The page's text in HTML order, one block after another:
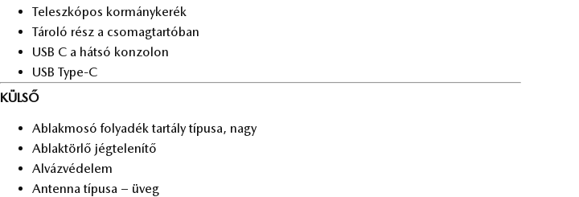
Te­lesz­kó­pos kor­mány­ke­rék
Tá­ro­ló rész a cso­mag­tar­tó­ban
USB C a hát­só kon­zo­lon
USB Type-C
KÜLSŐ
Ab­lak­mo­só fo­lya­dék tar­tály tí­pu­sa, nagy
Ab­lak­tör­lő jég­te­le­ní­tő
Al­váz­vé­de­lem
An­ten­na tí­pu­sa – üveg